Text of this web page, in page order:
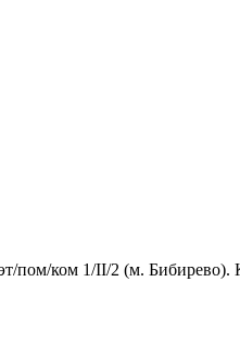
ком 1/II/2 (м. Бибирево).